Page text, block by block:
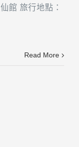
館 旅行地點：
Read More